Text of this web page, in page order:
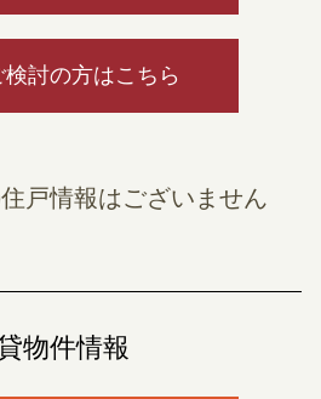
討の方はこちら
戸情報はございません
物件情報